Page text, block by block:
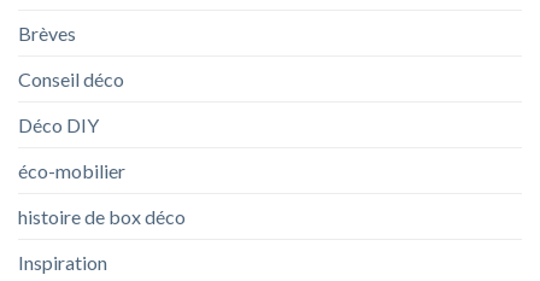
Brèves
Conseil déco
Déco DIY
éco-mobilier
histoire de box déco
Inspiration